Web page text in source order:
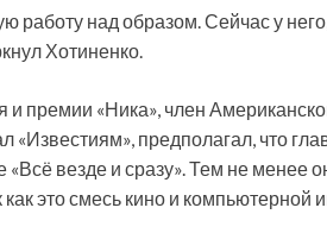
над образом. Сейчас у
Хотиненко.
и премии «Ника», член
«Известиям», предполагал, что
везде и сразу». Тем не менее
это смесь кино и компьютерной